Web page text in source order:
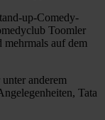
up-Comedy-
Toomler
auf dem
anderem
Tata